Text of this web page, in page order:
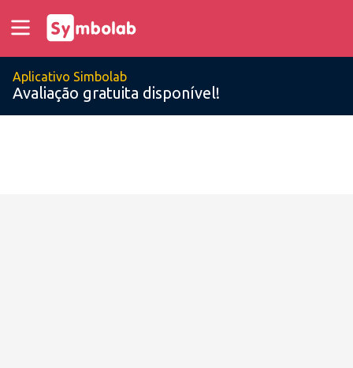
Aplicativo Simbolab
Avaliação gratuita disponível!